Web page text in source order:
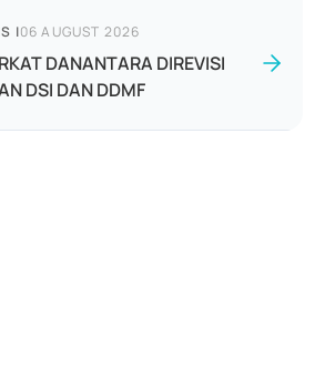
|06 AUGUST 2026
DANANTARA DIREVISI
DSI DAN DDMF